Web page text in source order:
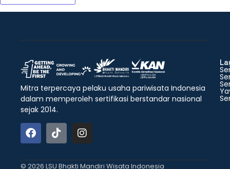
Mitra terpercaya pelaku usaha pariwisata Indonesia
dalam memperoleh sertifikasi berstandar nasional
sejak 2014.
© 2026 LSU Bhakti Mandiri Wisata Indonesia